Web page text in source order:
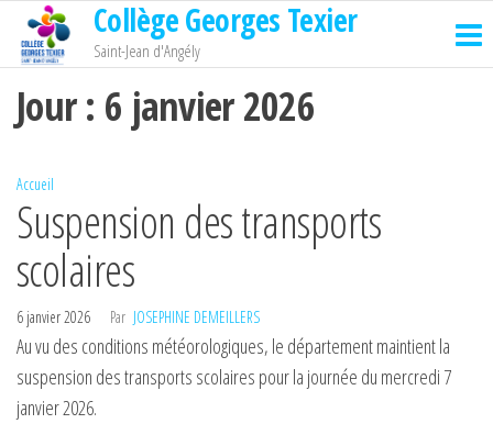
Passer
contenu
Collège Georges Texier
Saint-Jean d'Angély
Jour : 6 janvier 2026
Accueil
Suspension des transports
scolaires
6 janvier 2026 Par JOSEPHINE DEMEILLERS
Au vu des conditions météorologiques, le département maintient la
suspension des transports scolaires pour la journée du mercredi 7
janvier 2026.